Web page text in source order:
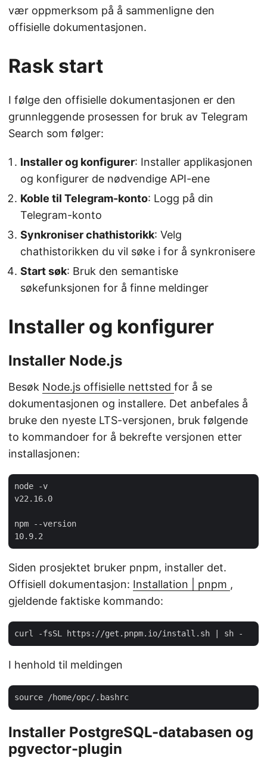
vær oppmerksom på å sammenligne den
offisielle dokumentasjonen.
Rask start
I følge den offisielle dokumentasjonen er den
grunnleggende prosessen for bruk av Telegram
Search som følger:
Installer og konfigurer: Installer applikasjonen
og konfigurer de nødvendige API-ene
Koble til Telegram-konto: Logg på din
Telegram-konto
Synkroniser chathistorikk: Velg
chathistorikken du vil søke i for å synkronisere
Start søk: Bruk den semantiske
søkefunksjonen for å finne meldinger
Installer og konfigurer
Installer Node.js
Besøk Node.js offisielle nettsted for å se
dokumentasjonen og installere. Det anbefales å
bruke den nyeste LTS-versjonen, bruk følgende
to kommandoer for å bekrefte versjonen etter
installasjonen:
node -v
v22.16.0
npm --version
Siden prosjektet bruker pnpm, installer det.
Offisiell dokumentasjon: Installation | pnpm ,
gjeldende faktiske kommando:
I henhold til meldingen
Installer PostgreSQL-databasen og
pgvector-plugin